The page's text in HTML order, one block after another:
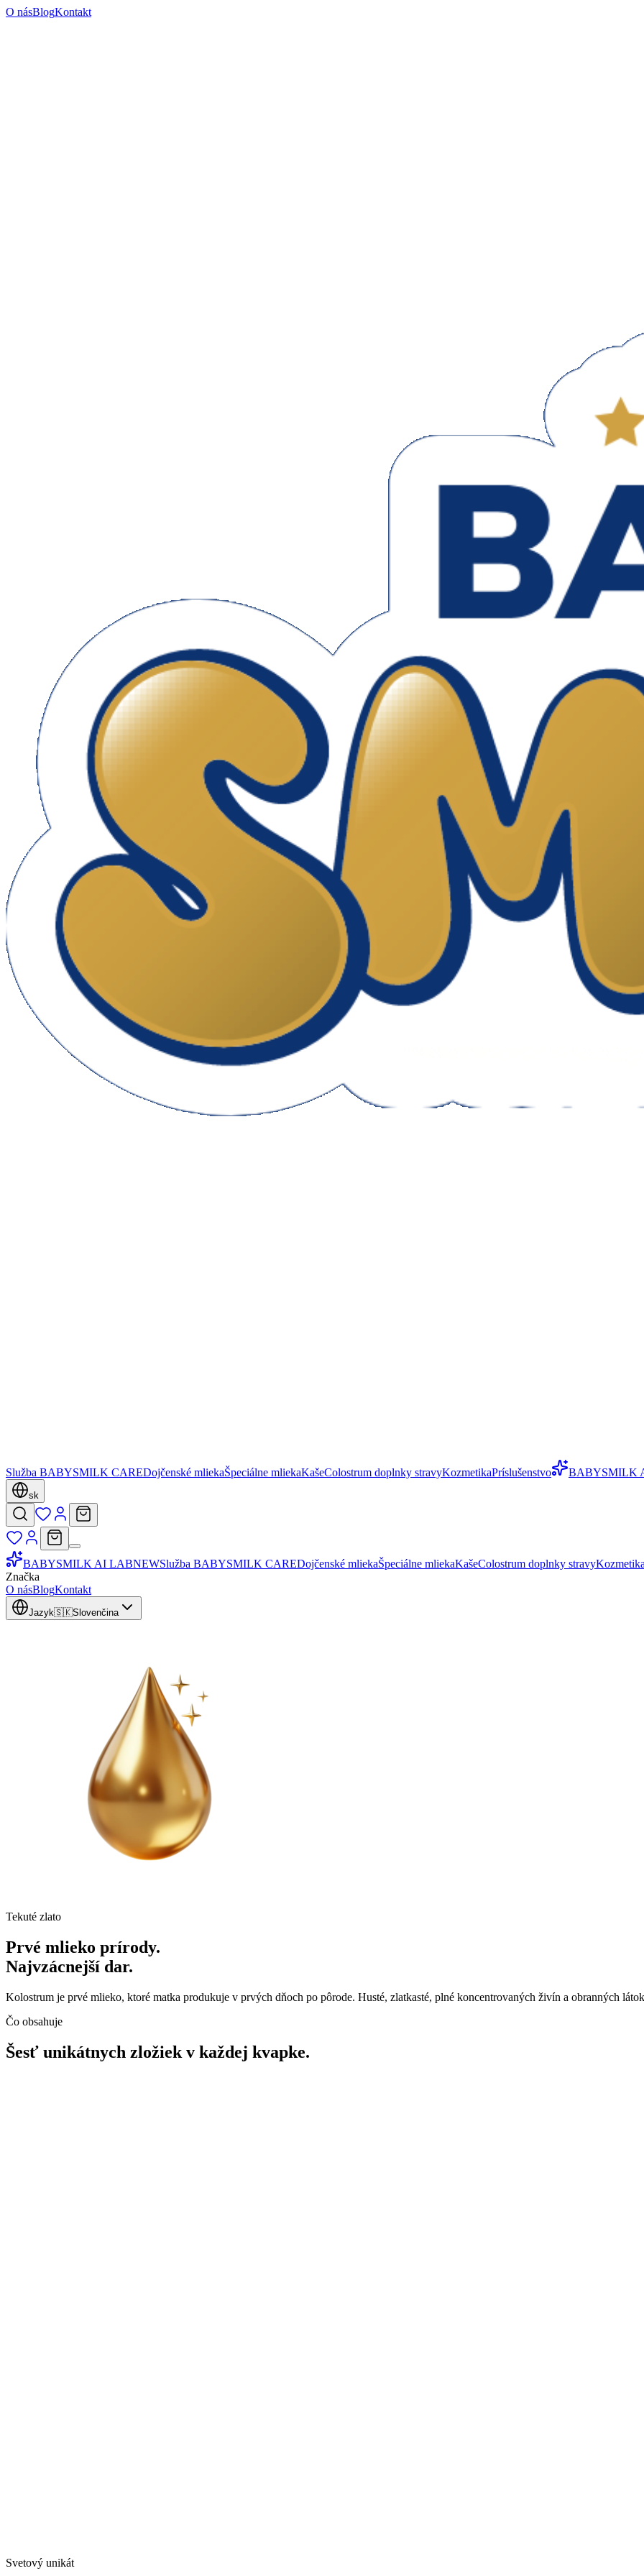
O násBlogKontakt
Služba BABYSMILK CAREDojčenské mliekaŠpeciálne mliekaKašeColostrum doplnky stravyKozmetikaPríslušenstvo BABYSMILK
sk
BABYSMILK AI LABNEWSlužba BABYSMILK CAREDojčenské mliekaŠpeciálne mliekaKašeColostrum doplnky stravyKozmetika
Značka
O násBlogKontakt
Jazyk🇸🇰Slovenčina
Tekuté zlato
Prvé mlieko prírody.
Najvzácnejší dar.
Kolostrum je prvé mlieko, ktoré matka produkuje v prvých dňoch po pôrode. Husté, zlatkasté, plné koncentrovaných živín a obranných
Čo obsahuje
Šesť unikátnych zložiek v každej kvapke.
Svetový unikát